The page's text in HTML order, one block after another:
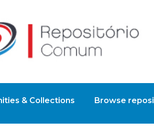
& Collections Browse